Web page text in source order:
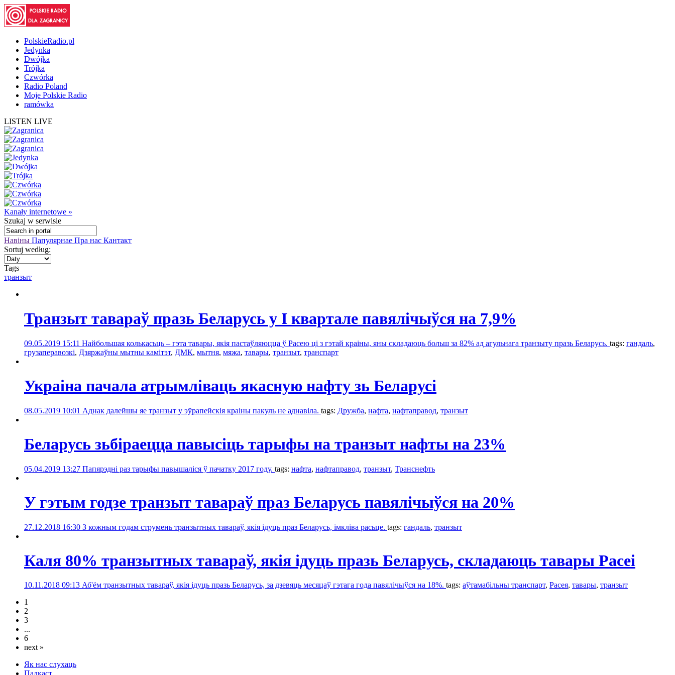
PolskieRadio.pl
Jedynka
Dwójka
Trójka
Czwórka
Radio Poland
Moje Polskie Radio
ramówka
LISTEN LIVE
Kanały internetowe »
Szukaj w serwisie
Навіны Папулярнае Пра нас Кантакт
Sortuj według:
Tags
транзыт
Транзыт тавараў празь Беларусь у I квартале павялічыўся на 7,9%
09.05.2019 15:11 Найбольшая колькасьць – гэта тавары, якія пастаўляюцца ў Расею ці з гэтай краіны, яны складаюць больш за 82% ад агульнага транзыту празь Беларусь. tags: гандаль,
грузаперавозкі, Дзяржаўны мытны камітэт, ДМК, мытня, мяжа, тавары, транзыт, транспарт
Украіна пачала атрымліваць якасную нафту зь Беларусі
08.05.2019 10:01 Аднак далейшы яе транзыт у эўрапейскія краіны пакуль не аднавіла. tags: Дружбa, нафта, нафтаправод, транзыт
Беларусь зьбіраецца павысіць тарыфы на транзыт нафты на 23%
05.04.2019 13:27 Папярэдні раз тарыфы павышаліся ў пачатку 2017 году. tags: нафта, нафтаправод, транзыт, Транснефть
У гэтым годзе транзыт тавараў праз Беларусь павялічыўся на 20%
27.12.2018 16:30 З кожным годам струмень транзытных тавараў, якія ідуць праз Беларусь, імкліва расьце. tags: гандаль, транзыт
Каля 80% транзытных тавараў, якія ідуць празь Беларусь, складаюць тавары Расеі
10.11.2018 09:13 Аб'ём транзытных тавараў, якія ідуць празь Беларусь, за дзевяць месяцаў гэтага года павялічыўся на 18%. tags: аўтамабільны транспарт, Расея, тавары, транзыт
1
2
3
...
6
next »
Як нас слухаць